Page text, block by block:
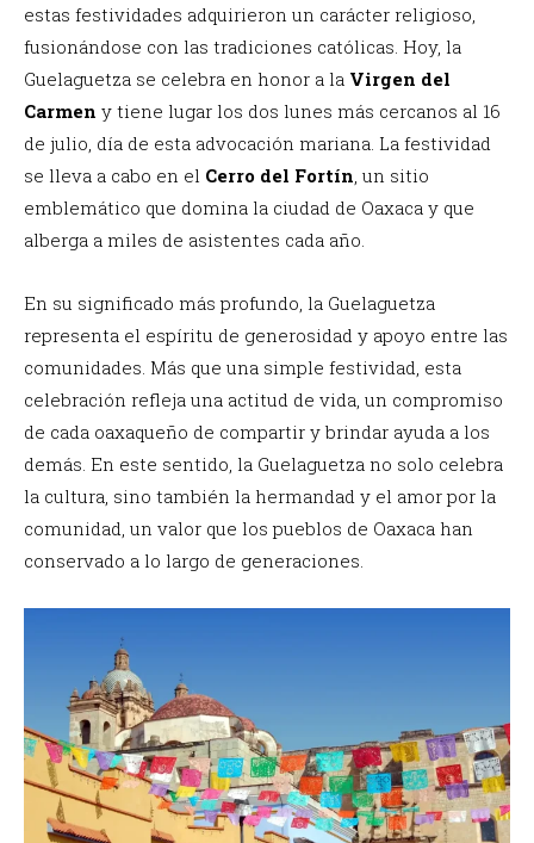
estas festividades adquirieron un carácter religioso,
fusionándose con las tradiciones católicas. Hoy, la
Guelaguetza se celebra en honor a la Virgen del
Carmen y tiene lugar los dos lunes más cercanos al 16
de julio, día de esta advocación mariana. La festividad
se lleva a cabo en el Cerro del Fortín , un sitio
emblemático que domina la ciudad de Oaxaca y que
alberga a miles de asistentes cada año.
En su significado más profundo, la Guelaguetza
representa el espíritu de generosidad y apoyo entre las
comunidades. Más que una simple festividad, esta
celebración refleja una actitud de vida, un compromiso
de cada oaxaqueño de compartir y brindar ayuda a los
demás. En este sentido, la Guelaguetza no solo celebra
la cultura, sino también la hermandad y el amor por la
comunidad, un valor que los pueblos de Oaxaca han
conservado a lo largo de generaciones.